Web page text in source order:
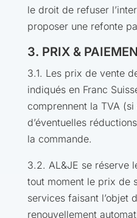
le droit de refuser
proposer une refonte
3. PRIX &
3.1. Les prix de vente
indiqués en Franc
comprennent la TVA
d’éventuelles
la commande.
3.2. AL&JE se réserve
tout moment le prix de
services faisant l’objet
renouvellement